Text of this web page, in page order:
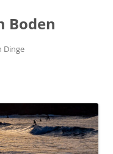
Boden
Dinge